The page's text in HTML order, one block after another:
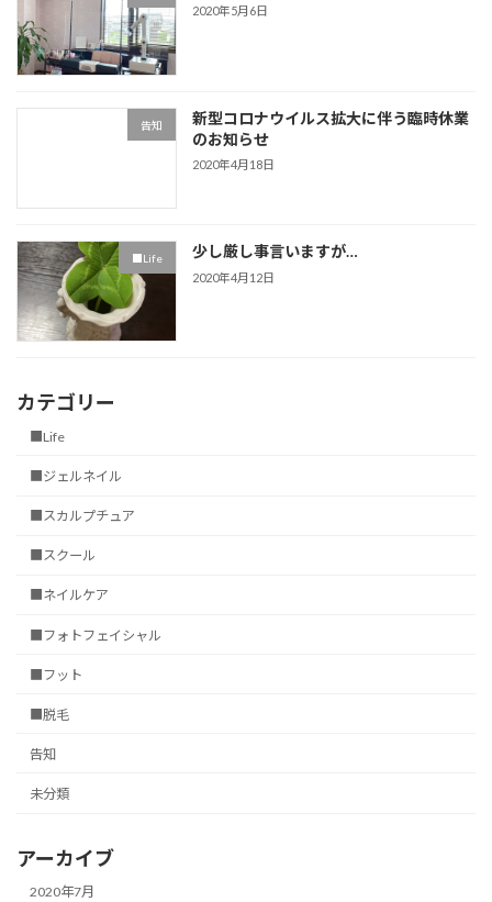
2020年5月6日
告知
新型コロナウイルス拡大に伴う臨時休業
のお知らせ
2020年4月18日
■Life 少し厳し事言いますが…
2020年4月12日
カテゴリー
■Life
■ジェルネイル
■スカルプチュア
■スクール
■ネイルケア
■フォトフェイシャル
■フット
■脱毛
告知
未分類
アーカイブ
2020年7月